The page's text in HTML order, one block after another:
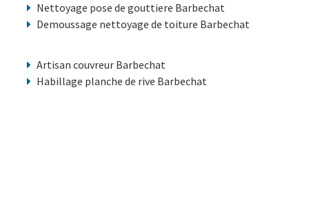
Nettoyage pose de gouttiere Barbechat
Demoussage nettoyage de toiture Barbechat
Artisan couvreur Barbechat
Habillage planche de rive Barbechat